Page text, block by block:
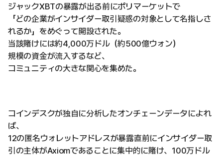
ジャックXBTの暴露が出る前にポリマーケットで
「どの企業がインサイダー取引疑惑の対象として名指しさ
れるか」をめぐって開設された。
当該賭けには約4,000万ドル（約500億ウォン）
規模の資金が流入するなど、
コミュニティの大きな関心を集めた。
コインデスクが独自に分析したオンチェーンデータによれ
ば、
12の匿名ウォレットアドレスが暴露直前にインサイダー取
引の主体がAxiomであることに集中的に賭け、100万ドル